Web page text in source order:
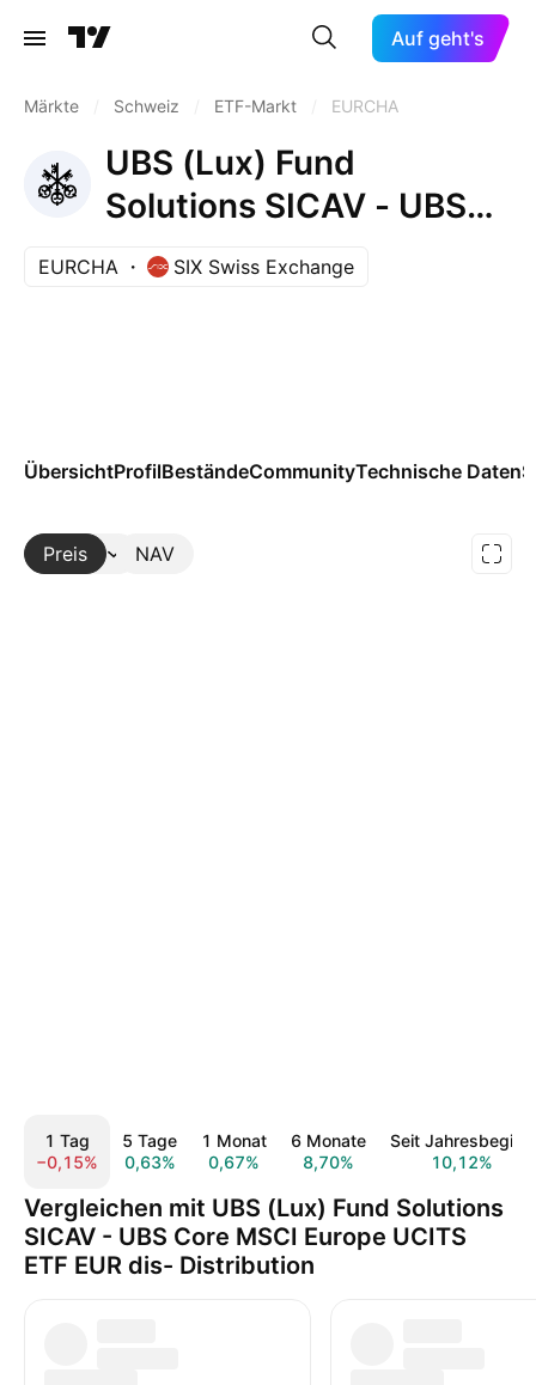
Auf geht's
Märkte Schweiz ETF-Markt EURCHA
UBS (Lux) Fund
Solutions SICAV - UBS
Core MSCI Europe UCITS
ETF EUR dis- Distribution
EURCHA SIX Swiss Exchange
ÜbersichtProfilBeständeCommunityTechnische Daten
Preis NAV
Mehr
1 Tag
−0,15%
5 Tage
0,63%
1 Monat
0,67%
6 Monate
8,70%
Seit Jahresbeginn
10,12%
Vergleichen mit UBS (Lux) Fund Solutions
SICAV - UBS Core MSCI Europe UCITS
ETF EUR dis- Distribution